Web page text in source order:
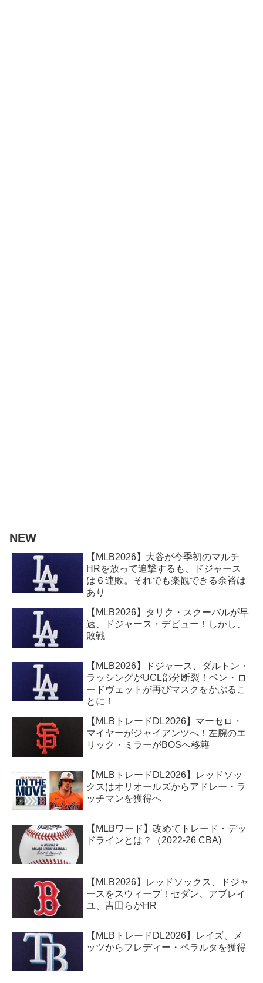
NEW
【MLB2026】大谷が今季初のマルチ
HRを放って追撃するも、ドジャース
は６連敗。それでも楽観できる余裕は
あり
【MLB2026】タリク・スクーバルが早
速、ドジャース・デビュー！しかし、
敗戦
【MLB2026】ドジャース、ダルトン・
ラッシングがUCL部分断裂！ベン・ロ
ードヴェットが再びマスクをかぶるこ
とに！
【MLBトレードDL2026】マーセロ・
マイヤーがジャイアンツへ！左腕のエ
リック・ミラーがBOSへ移籍
【MLBトレードDL2026】レッドソッ
クスはオリオールズからアドレー・ラ
ッチマンを獲得へ
【MLBワード】改めてトレード・デッ
ドラインとは？（2022-26 CBA)
【MLB2026】レッドソックス、ドジャ
ースをスウィープ！セダン、アブレイ
ユ、吉田らがHR
【MLBトレードDL2026】レイズ、メ
ッツからフレディー・ペラルタを獲得